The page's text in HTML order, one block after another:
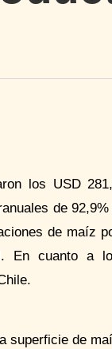
los USD
de
de maíz
En cuanto a
superficie de